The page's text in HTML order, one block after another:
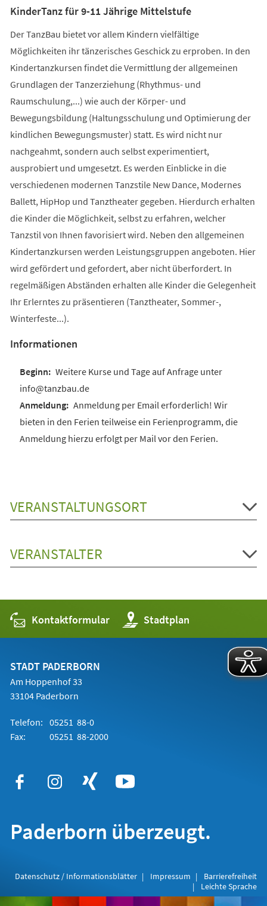
KinderTanz für 9-11 Jährige Mittelstufe
Der TanzBau bietet vor allem Kindern vielfältige
Möglichkeiten ihr tänzerisches Geschick zu erproben. In den
Kindertanzkursen findet die Vermittlung der allgemeinen
Grundlagen der Tanzerziehung (Rhythmus- und
Raumschulung,...) wie auch der Körper- und
Bewegungsbildung (Haltungsschulung und Optimierung der
kindlichen Bewegungsmuster) statt. Es wird nicht nur
nachgeahmt, sondern auch selbst experimentiert,
ausprobiert und umgesetzt. Es werden Einblicke in die
verschiedenen modernen Tanzstile New Dance, Modernes
Ballett, HipHop und Tanztheater gegeben. Hierdurch erhalten
die Kinder die Möglichkeit, selbst zu erfahren, welcher
Tanzstil von Ihnen favorisiert wird. Neben den allgemeinen
Kindertanzkursen werden Leistungsgruppen angeboten. Hier
wird gefördert und gefordert, aber nicht überfordert. In
regelmäßigen Abständen erhalten alle Kinder die Gelegenheit
Ihr Erlerntes zu präsentieren (Tanztheater, Sommer-,
Winterfeste...).
Informationen
Weitere Kurse und Tage auf Anfrage unter
info@tanzbau.de
Anmeldung per Email erforderlich! Wir
bieten in den Ferien teilweise ein Ferienprogramm, die
Anmeldung hierzu erfolgt per Mail vor den Ferien.
VERANSTALTUNGSORT
VERANSTALTER
Kontaktformular Stadtplan
(Öffnet
in
einem
STADT PADERBORN
Am Hoppenhof 33
33104 Paderborn
Telefon: 05251 88-0
Fax:
05251 88-2000
Paderborn überzeugt.
Datenschutz / Informationsblätter Impressum
Barrierefreiheit
Leichte Sprache